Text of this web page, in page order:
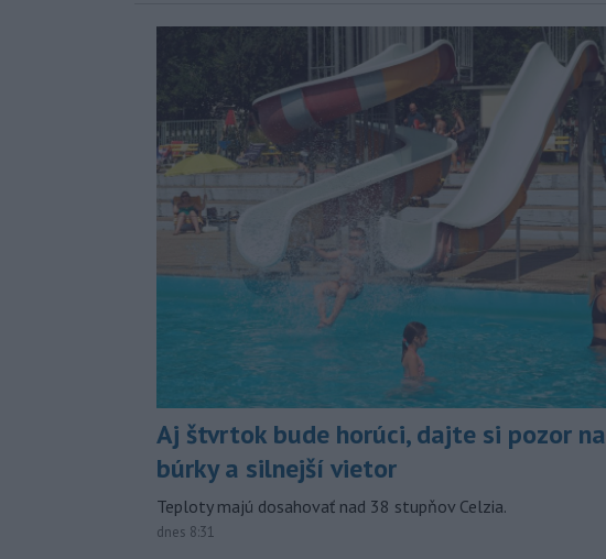
Aj štvrtok bude horúci, dajte si pozor na
búrky a silnejší vietor
Teploty majú dosahovať nad 38 stupňov Celzia.
dnes 8:31